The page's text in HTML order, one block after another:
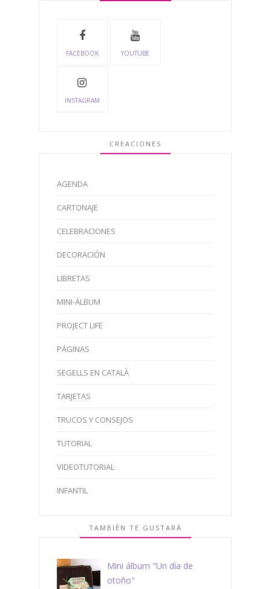
FACEBOOK YOUTUBE
INSTAGRAM
CREACIONES
AGENDA
CARTONAJE
CELEBRACIONES
DECORACIÓN
LIBRETAS
MINI-ÁLBUM
PROJECT LIFE
PÁGINAS
SEGELLS EN CATALÀ
TARJETAS
TRUCOS Y CONSEJOS
TUTORIAL
VIDEOTUTORIAL
INFANTIL
TAMBIÉN TE GUSTARÁ
Mini álbum "Un día de
otoño"